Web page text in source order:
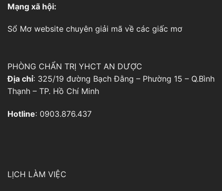
Mạng xã hội:
Sổ Mơ website chuyên giải mã về các giấc mơ
PHÒNG CHẨN TRỊ YHCT AN DƯỢC
Địa chỉ: 325/19 đường Bạch Đằng – Phường 15 – Q.Bình
Thạnh – TP. Hồ Chí Minh
Hotline: 0903.876.437
LỊCH LÀM VIỆC